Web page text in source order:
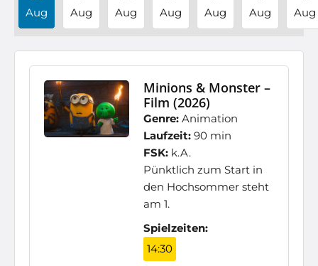
Aug
Aug
Aug
Aug
Aug
Aug
Aug
Minions & Monster –
Film (2026)
Genre: Animation
Laufzeit: 90 min
FSK: k.A.
Pünktlich zum Start in
den Hochsommer steht
am 1.
Spielzeiten:
14:30